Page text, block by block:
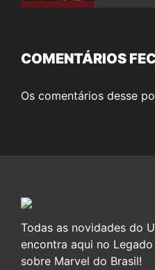
COMENTÁRIOS
Os comentários desse
Todas as novidades do
encontra aqui no
sobre Marvel do Brasil!